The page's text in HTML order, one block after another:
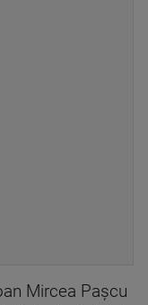
Mircea Pașcu